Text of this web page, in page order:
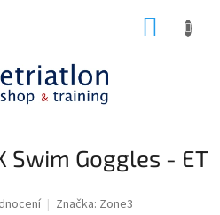
Swim Goggles - ET
Značka: Zone3